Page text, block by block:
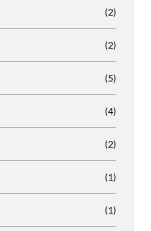
(2)
(2)
(5)
(4)
(2)
(1)
(1)